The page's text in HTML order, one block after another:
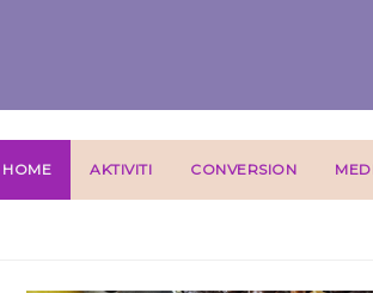
HOME AKTIVITI CONVERSION